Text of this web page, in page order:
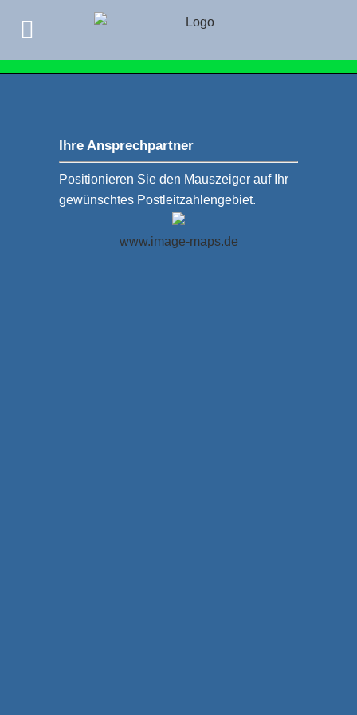
Ihre Ansprechpartner
Positionieren Sie den Mauszeiger auf Ihr
gewünschtes Postleitzahlengebiet.
www.image-maps.de